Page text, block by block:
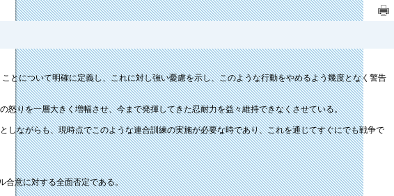
について明確に定義し、これに対し強い憂慮を示し、このような行動をやめるよう幾度となく警告
りを一層大きく増幅させ、今まで発揮してきた忍耐力を益々維持できなくさせている。
ながらも、現時点でこのような連合訓練の実施が必要な時であり、これを通じてすぐにでも戦争で
合意に対する全面否定である。